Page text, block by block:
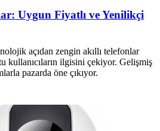
Uygun Fiyatlı ve Yenilikçi
açıdan zengin akıllı telefonlar
kullanıcıların ilgisini çekiyor. Gelişmiş
pazarda öne çıkıyor.